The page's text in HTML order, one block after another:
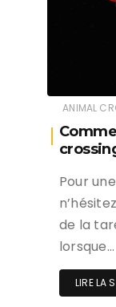
ANIMAL
Pour
de la
lorsque…
LIRE LA